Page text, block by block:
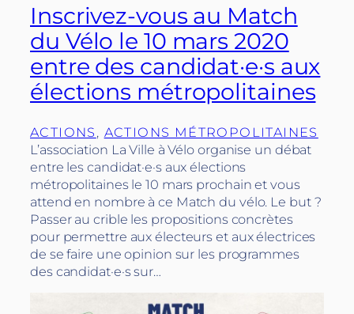
Inscrivez-vous au Match
du Vélo le 10 mars 2020
entre des candidat·e·s aux
élections métropolitaines
ACTIONS , ACTIONS MÉTROPOLITAINES
L’association La Ville à Vélo organise un débat
entre les candidat·e·s aux élections
métropolitaines le 10 mars prochain et vous
attend en nombre à ce Match du vélo. Le but ?
Passer au crible les propositions concrètes
pour permettre aux électeurs et aux électrices
de se faire une opinion sur les programmes
des candidat·e·s sur…